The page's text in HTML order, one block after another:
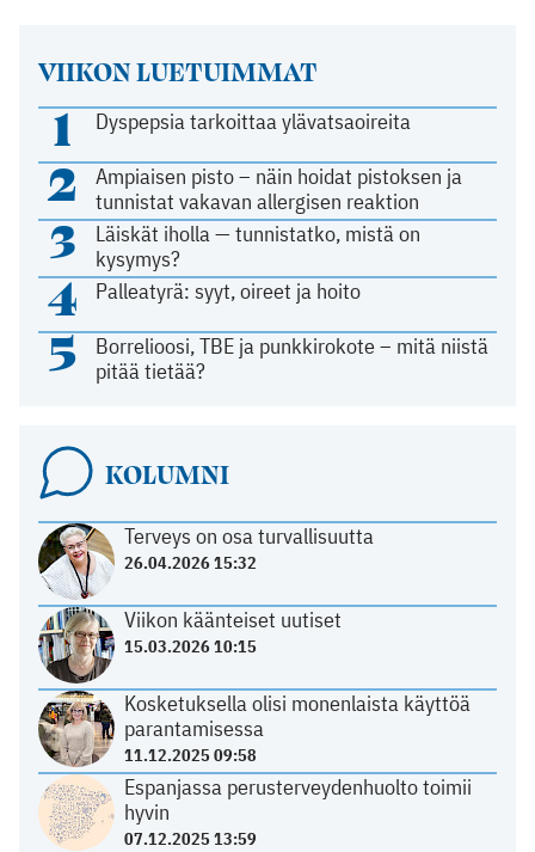
VIIKON LUETUIMMAT
1 Dyspepsia tarkoittaa ylävatsaoireita
2
Ampiaisen pisto – näin hoidat pistoksen ja
tunnistat vakavan allergisen reaktion
3
Läiskät iholla — tunnistatko, mistä on
kysymys?
4 Palleatyrä: syyt, oireet ja hoito
5
Borrelioosi, TBE ja punkkirokote – mitä niistä
pitää tietää?
KOLUMNI
Terveys on osa turvallisuutta
26.04.2026 15:32
Viikon käänteiset uutiset
15.03.2026 10:15
Kosketuksella olisi monenlaista käyttöä
parantamisessa
11.12.2025 09:58
Espanjassa perusterveydenhuolto toimii
hyvin
07.12.2025 13:59